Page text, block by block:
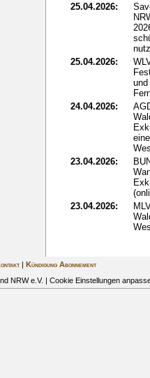
25.04.2026:
25.04.2026:
24.04.2026:
23.04.2026:
23.04.2026:
|
Kündigung Abonnement
NRW e.V. | Cookie Einstellungen